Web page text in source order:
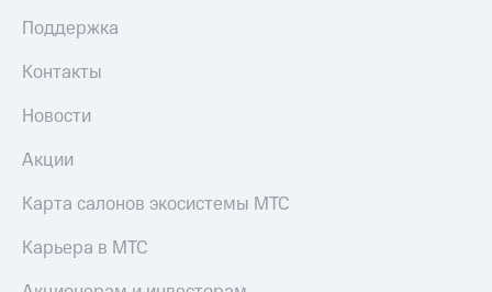
Поддержка
Контакты
Новости
Акции
Карта салонов экосистемы МТС
Карьера в МТС